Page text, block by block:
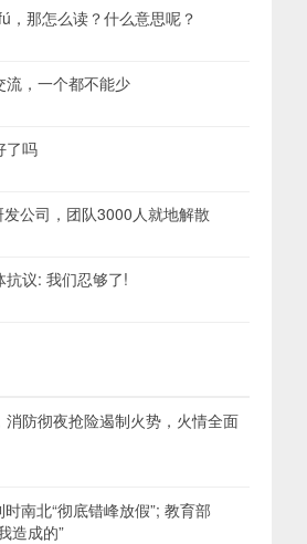
，那怎么读？什么意思呢？
流，一个都不能少
了吗
公司，团队3000人就地解散
抗议: 我们忍够了!
防彻夜抢险遏制火势，火情全面
南北“彻底错峰放假”; 教育部
造成的”